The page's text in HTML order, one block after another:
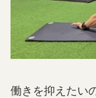
働きを抑えたい